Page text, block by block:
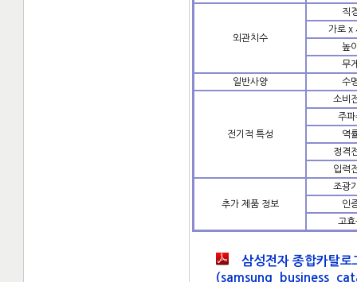
외관치수
직
가로 x
높
무
일반사양
수
전기적 특성
소비
주파
역
정격
입력
추가 제품 정보
조광
인
고효
삼성전자 종합카탈